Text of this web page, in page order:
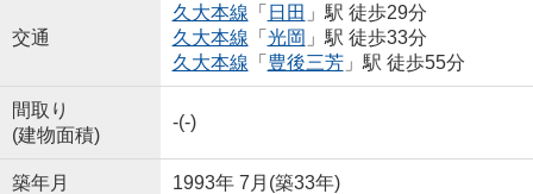
交通
久大本線 「 日田 」駅 徒歩29分
久大本線 「 光岡 」駅 徒歩33分
久大本線 「 豊後三芳」駅 徒歩55分
間取り
(建物面積)
-(-)
築年月 1993年 7月(築33年)